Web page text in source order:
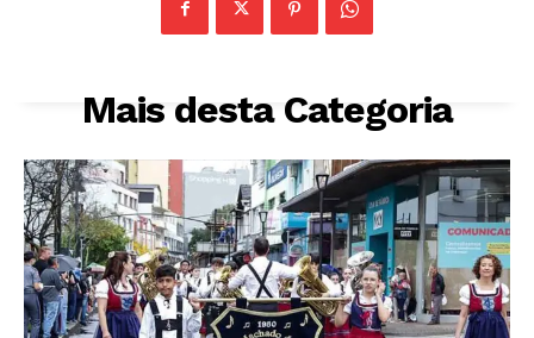
Mais desta Categoria